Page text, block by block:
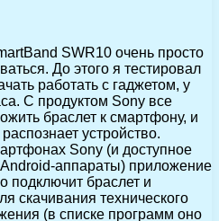
SWR10 очень просто
До этого я тестировал
работать с гаджетом, у
С продуктом Sony все
браслет к смартфону, и
устройство.
Sony (и доступное
аппараты) приложение
подключит браслет и
скачивания технического
(в списке программ оно